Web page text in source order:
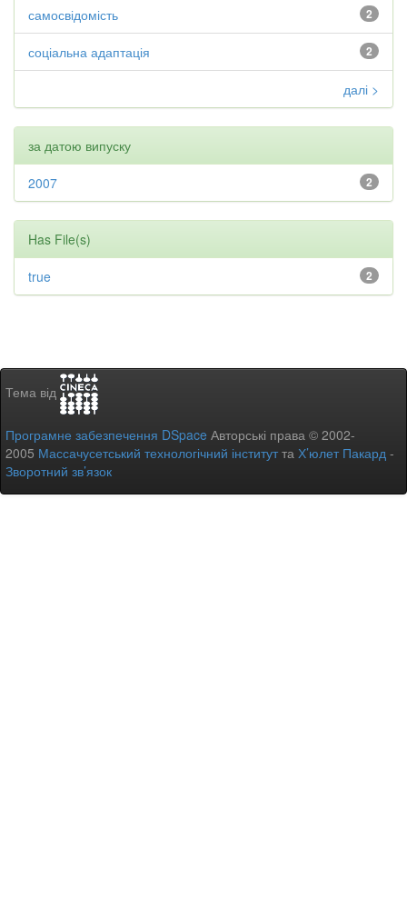
2
самосвідомість
2
соціальна адаптація
далі >
за датою випуску
2
2007
Has File(s)
2
true
Тема від
Програмне забезпечення DSpace Авторські права © 2002-
2005 Массачусетський технологічний інститутта Х’юлет Пакард -
Зворотний зв’язок